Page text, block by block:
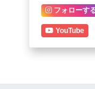
フォローす
YouTube